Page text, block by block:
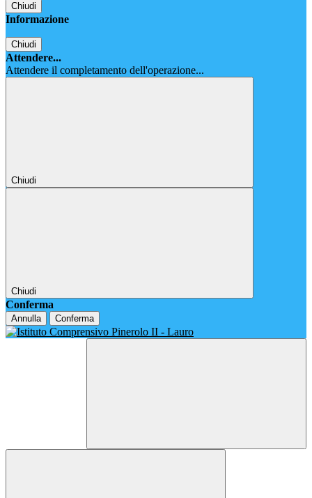
Chiudi
Informazione
Chiudi
Attendere...
Attendere il completamento dell'operazione...
Chiudi
Chiudi
Conferma
Annulla Conferma